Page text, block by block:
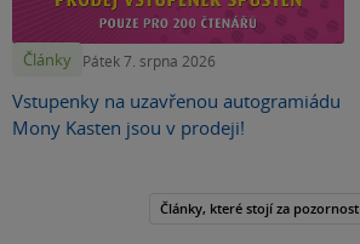
Články Pátek 7. srpna 2026
Vstupenky na uzavřenou autogramiádu
Mony Kasten jsou v prodeji!
Články, které stojí za pozornost